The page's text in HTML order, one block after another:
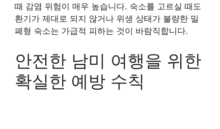
때 감염 위험이 매우 높습니다. 숙소를 고르실 때도
환기가 제대로 되지 않거나 위생 상태가 불량한 밀
폐형 숙소는 가급적 피하는 것이 바람직합니다.
안전한 남미 여행을 위한
확실한 예방 수칙